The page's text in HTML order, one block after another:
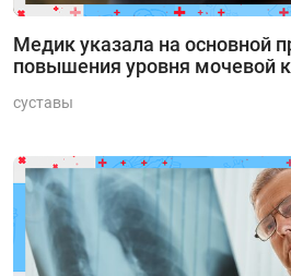
Медик указала на основной
повышения уровня мочевой
суставы